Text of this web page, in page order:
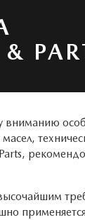
вниманию